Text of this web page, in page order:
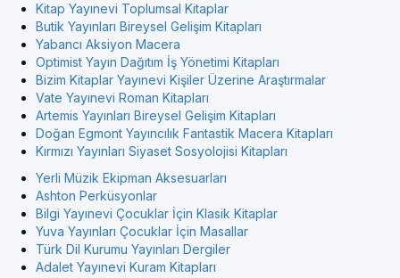
Kitap Yayınevi Toplumsal Kitaplar
Butik Yayınları Bireysel Gelişim Kitapları
Yabancı Aksiyon Macera
Optimist Yayın Dağıtım İş Yönetimi Kitapları
Bizim Kitaplar Yayınevi Kişiler Üzerine Araştırmalar
Vate Yayınevi Roman Kitapları
Artemis Yayınları Bireysel Gelişim Kitapları
Doğan Egmont Yayıncılık Fantastik Macera Kitapları
Kırmızı Yayınları Siyaset Sosyolojisi Kitapları
Yerli Müzik Ekipman Aksesuarları
Ashton Perküsyonlar
Bilgi Yayınevi Çocuklar İçin Klasik Kitaplar
Yuva Yayınları Çocuklar İçin Masallar
Türk Dil Kurumu Yayınları Dergiler
Adalet Yayınevi Kuram Kitapları